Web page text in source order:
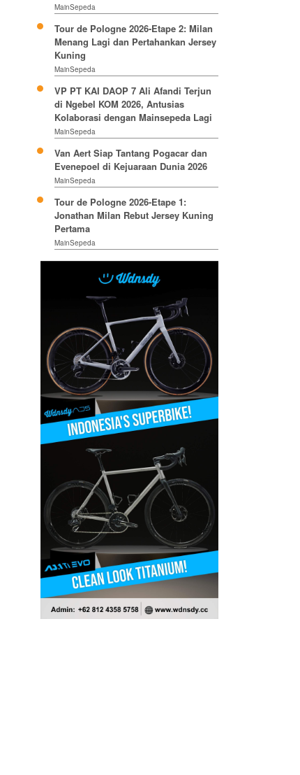
MainSepeda
Tour de Pologne 2026-Etape 2: Milan
Menang Lagi dan Pertahankan Jersey
Kuning
MainSepeda
VP PT KAI DAOP 7 Ali Afandi Terjun
di Ngebel KOM 2026, Antusias
Kolaborasi dengan Mainsepeda Lagi
MainSepeda
Van Aert Siap Tantang Pogacar dan
Evenepoel di Kejuaraan Dunia 2026
MainSepeda
Tour de Pologne 2026-Etape 1:
Jonathan Milan Rebut Jersey Kuning
Pertama
MainSepeda